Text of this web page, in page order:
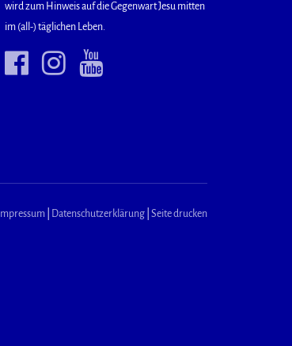
wird zum Hinweis auf die Gegenwart Jesu mitten
im (all-) täglichen Leben.
Impressum Datenschutzerklärung Seite drucken